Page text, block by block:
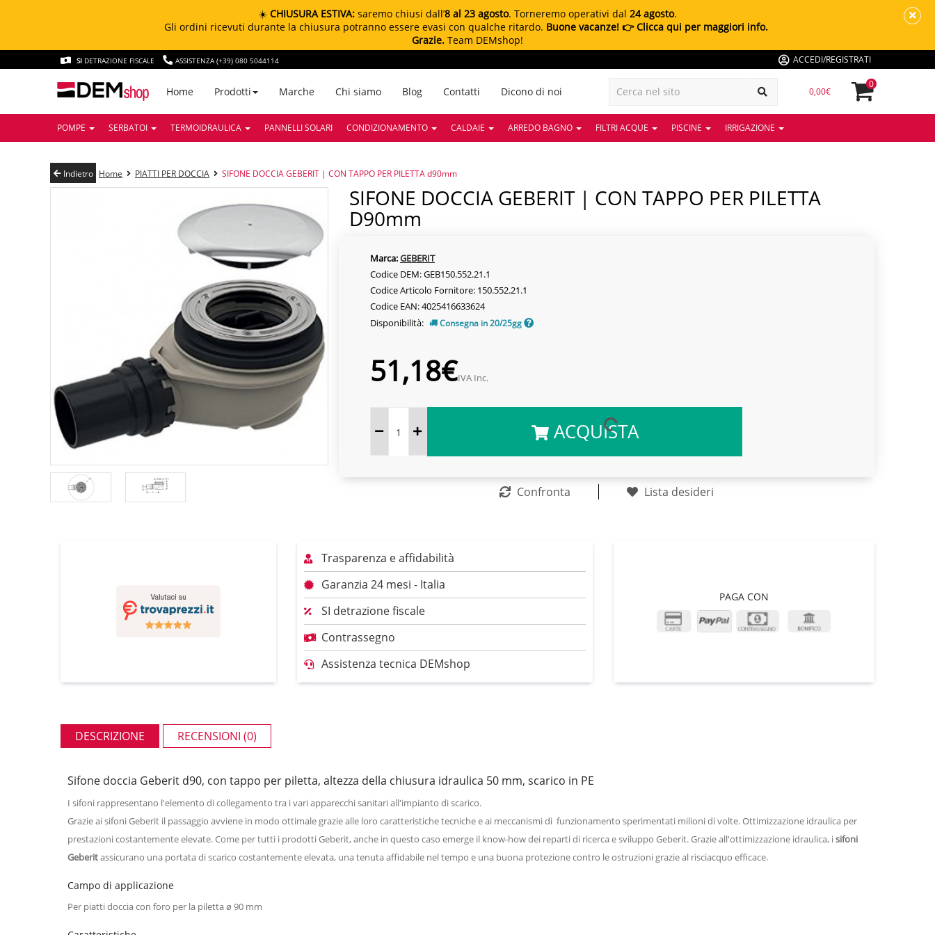
☀️ CHIUSURA ESTIVA: saremo chiusi dall’8 al 23 agosto. Torneremo operativi dal 24 agosto.
Gli ordini ricevuti durante la chiusura potranno essere evasi con qualche ritardo. Buone vacanze! 👉 Clicca qui per maggiori info.
Grazie. Team DEMshop!
SI DETRAZIONE FISCALE ASSISTENZA (+39) 080 5044114 ACCEDI/REGISTRATI
Home Prodotti Marche Chi siamo Blog Contatti Dicono di noi 0,00€
0
POMPE SERBATOI TERMOIDRAULICA PANNELLI SOLARI CONDIZIONAMENTO CALDAIE ARREDO BAGNO FILTRI ACQUE PISCINE IRRIGAZIONE
Indietro Home PIATTI PER DOCCIA SIFONE DOCCIA GEBERIT | CON TAPPO PER PILETTA d90mm
SIFONE DOCCIA GEBERIT | CON TAPPO PER PILETTA
D90mm
Marca:GEBERIT
Codice DEM: GEB150.552.21.1
Codice Articolo Fornitore: 150.552.21.1
Codice EAN: 4025416633624
Disponibilità:
Consegna in 20/25gg
51,18€IVA Inc.
ACQUISTA
Confronta Lista desideri
Trasparenza e affidabilità
Garanzia 24 mesi - Italia
SI detrazione fiscale
Contrassegno
Assistenza tecnica DEMshop
PAGA CON
DESCRIZIONE RECENSIONI (0)
Sifone doccia Geberit d90, con tappo per piletta, altezza della chiusura idraulica 50 mm, scarico in PE
I sifoni rappresentano l'elemento di collegamento tra i vari apparecchi sanitari all'impianto di scarico.
Grazie ai sifoni Geberit il passaggio avviene in modo ottimale grazie alle loro caratteristiche tecniche e ai meccanismi di funzionamento sperimentati milioni di volte.Ottimizzazione idraulica per
prestazioni costantemente elevate.Come per tutti i prodotti Geberit, anche in questo caso emerge il know-how dei reparti di ricerca e sviluppo Geberit. Grazie all'ottimizzazione idraulica, isifoni
Geberitassicurano una portata di scarico costantemente elevata, una tenuta affidabile nel tempo e una buona protezione contro le ostruzioni grazie al risciacquo efficace.
Campo di applicazione
Per piatti doccia con foro per la piletta ø 90 mm